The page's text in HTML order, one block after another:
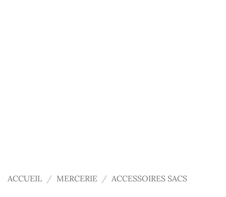
ACCUEIL / MERCERIE / ACCESSOIRES SACS